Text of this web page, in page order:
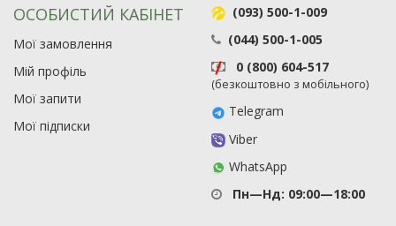
ОСОБИСТИЙ КАБІНЕТ
Мої замовлення
Мій профіль
Мої запити
Мої підписки
(093) 500-1-009
(044) 500-1-005
0 (800) 604-517
(безкоштовно з мобільного)
Telegram
Viber
WhatsApp
Пн—Нд: 09:00—18:00